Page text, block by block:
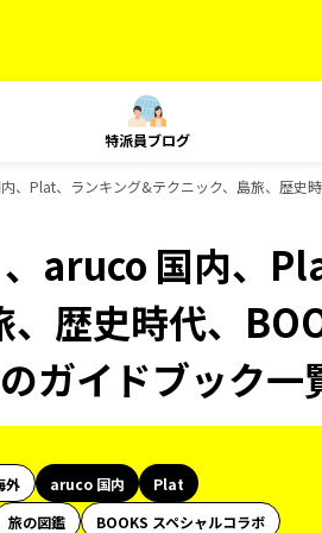
特派員ブログ
、Plat、ランキング&テクニック、島旅、歴史
aruco 国内、
歴史時代、
ガイドブック一
外 aruco 国内
Plat
旅の図鑑 BOOKS スペシャルコラボ